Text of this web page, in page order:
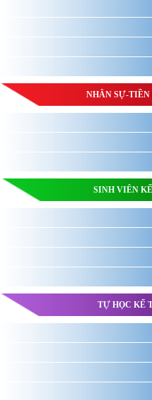
NHÂN SỰ-
SINH VIÊN
TỰ HỌC KẾ